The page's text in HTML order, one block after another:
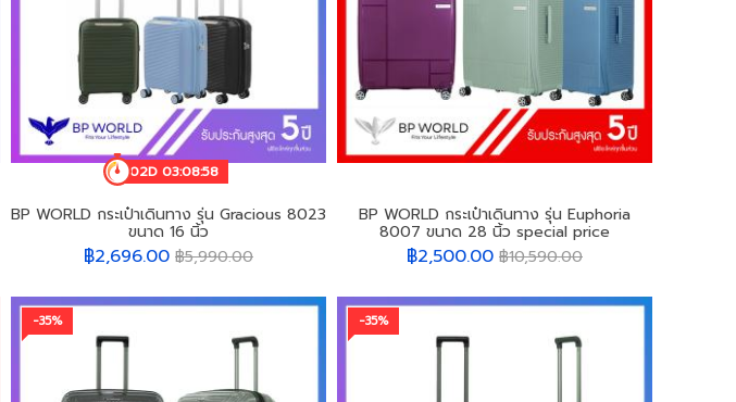
02D 03:08:55
BP WORLD กระเป๋าเดินทาง รุ่น Gracious 8023
ขนาด 16 นิ้ว
฿2,696.00 ฿5,990.00
BP WORLD กระเป๋าเดินทาง รุ่น Euphoria
8007 ขนาด 28 นิ้ว special price
฿2,500.00 ฿10,590.00
-35% -35%